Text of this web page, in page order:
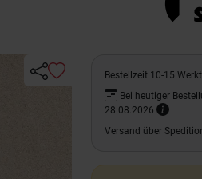
Bestellzeit 10-15
Bei heutiger
28.08.2026
Versand über